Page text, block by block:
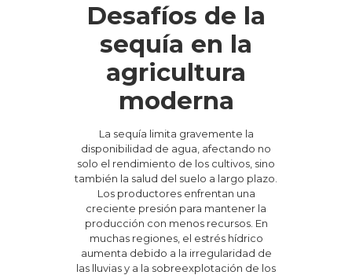
Desafíos de la
sequía en la
agricultura
moderna
La sequía limita gravemente la
disponibilidad de agua, afectando no
solo el rendimiento de los cultivos, sino
también la salud del suelo a largo plazo.
Los productores enfrentan una
creciente presión para mantener la
producción con menos recursos. En
muchas regiones, el estrés hídrico
aumenta debido a la irregularidad de
las lluvias y a la sobreexplotación de los